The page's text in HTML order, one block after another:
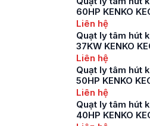
60HP KENKO
Liên hệ
Quạt ly tâm hút
37KW KENKO
Liên hệ
Quạt ly tâm hút
50HP KENKO
Liên hệ
Quạt ly tâm hút
40HP KENKO